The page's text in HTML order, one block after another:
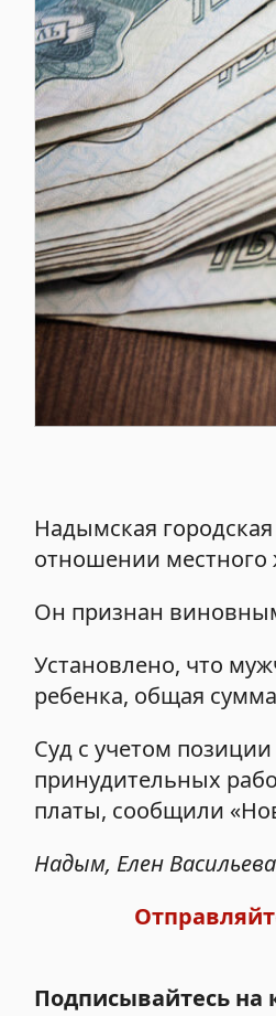
Надымская
отношении местного
Он признан виновным
Установлено, что
ребенка, общая
Суд с учетом
принудительных
платы, сообщили
Надым, Елен Васильева
Подписывайтесь на